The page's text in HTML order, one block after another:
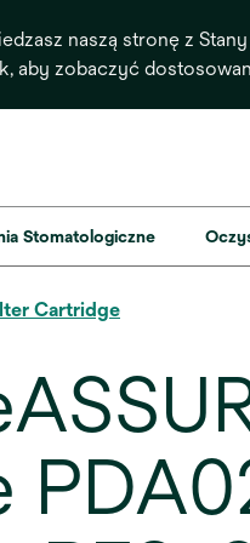
naszą stronę z
aby zobaczyć
Stomatologiczne
Cartridge